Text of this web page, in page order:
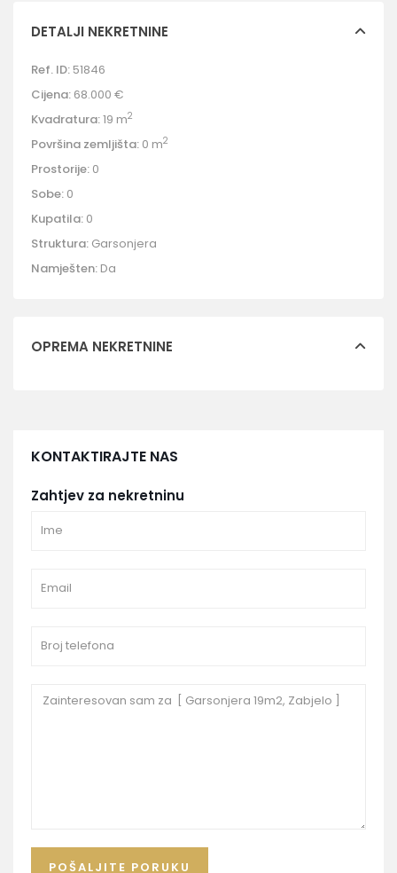
DETALJI NEKRETNINE
Ref. ID: 51846
Cijena: 68.000 €
Kvadratura:19 m2
Površina zemljišta: 0 m2
Prostorije: 0
Sobe: 0
Kupatila: 0
Struktura: Garsonjera
Namješten: Da
OPREMA NEKRETNINE
KONTAKTIRAJTE NAS
Zahtjev za nekretninu